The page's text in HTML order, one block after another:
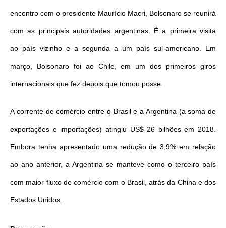
encontro com o presidente Maurício Macri, Bolsonaro se reunirá
com as principais autoridades argentinas. É a primeira visita
ao país vizinho e a segunda a um país sul-americano. Em
março, Bolsonaro foi ao Chile, em um dos primeiros giros
internacionais que fez depois que tomou posse.
A corrente de comércio entre o Brasil e a Argentina (a soma de
exportações e importações) atingiu US$ 26 bilhões em 2018.
Embora tenha apresentado uma redução de 3,9% em relação
ao ano anterior, a Argentina se manteve como o terceiro país
com maior fluxo de comércio com o Brasil, atrás da China e dos
Estados Unidos.